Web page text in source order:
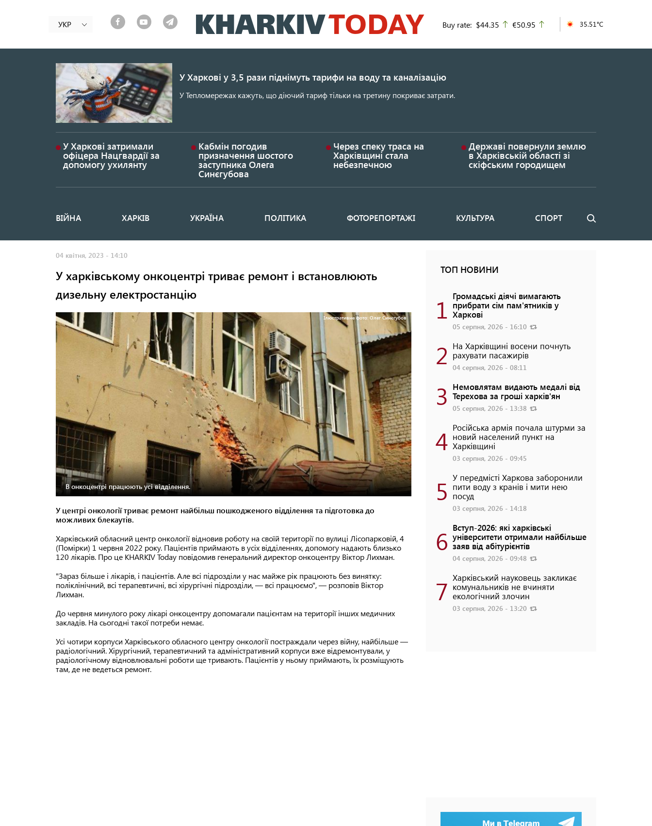
до
основного
УКР Buy rate: $44.35 up
€50.95 35.51°C
У Харкові у 3,5 рази піднімуть тарифи на воду та каналізацію
У Тепломережах кажуть, що діючий тариф тільки на третину покриває затрати.
У Харкові затримали
офіцера Нацгвардії за
допомогу ухилянту
Кабмін погодив
призначення шостого
заступника Олега
Синєгубова
Через спеку траса на
Харківщині стала
небезпечною
Державі повернули землю
в Харківській області зі
скіфським городищем
Основная
ВІЙНА ХАРКІВ УКРАЇНА ПОЛІТИКА ФОТОРЕПОРТАЖІ КУЛЬТУРА СПОРТ Пошук
04 квітня, 2023 - 14:10
У харківському онкоцентрі триває ремонт і встановлюють
дизельну електростанцію
Ілюстративне фото: Олег Синєгубов
В онкоцентрі працюють усі відділення.
У центрі онкології триває ремонт найбільш пошкодженого відділення та підготовка до
можливих блекаутів.
Харківський обласний центр онкології відновив роботу на своїй території по вулиці Лісопарковій, 4
(Помірки) 1 червня 2022 року. Пацієнтів приймають в усіх відділеннях, допомогу надають близько
120 лікарів. Про це KHARKIV Today повідомив генеральний директор онкоцентру Віктор Лихман.
"Зараз більше і лікарів, і пацієнтів. Але всі підрозділи у нас майже рік працюють без винятку:
поліклінічний, всі терапевтичні, всі хірургічні підрозділи, — всі працюємо", — розповів Віктор
Лихман.
До червня минулого року лікарі онкоцентру допомагали пацієнтам на території інших медичних
закладів. На сьогодні такої потреби немає.
Усі чотири корпуси Харківського обласного центру онкології постраждали через війну, найбільше —
радіологічний. Хірургічний, терапевтичний та адміністративний корпуси вже відремонтували, у
радіологічному відновлювальні роботи ще тривають. Пацієнтів у ньому приймають, їх розміщують
там, де не ведеться ремонт.
ТОП НОВИНИ
1 Громадські діячі вимагають
прибрати сім пам'ятників у
Харкові
05 серпня, 2026 - 16:10
2 На Харківщині восени почнуть
рахувати пасажирів
04 серпня, 2026 - 08:11
3 Немовлятам видають медалі від
Терехова за гроші харків'ян
05 серпня, 2026 - 13:38
4 Російська армія почала штурми за
новий населений пункт на
Харківщині
03 серпня, 2026 - 09:45
5 У передмісті Харкова заборонили
пити воду з кранів і мити нею
посуд
03 серпня, 2026 - 14:18
6 Вступ-2026: які харківські
університети отримали найбільше
заяв від абітурієнтів
04 серпня, 2026 - 09:48
7 Харківський науковець закликає
комунальників не вчиняти
екологічний злочин
03 серпня, 2026 - 13:20